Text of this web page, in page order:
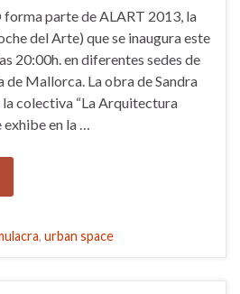
forma parte de ALART 2013, la
del Arte) que se inaugura este
20:00h. en diferentes sedes de
de Mallorca. La obra de Sandra
colectiva “La Arquitectura
exhibe en la …
, urban space